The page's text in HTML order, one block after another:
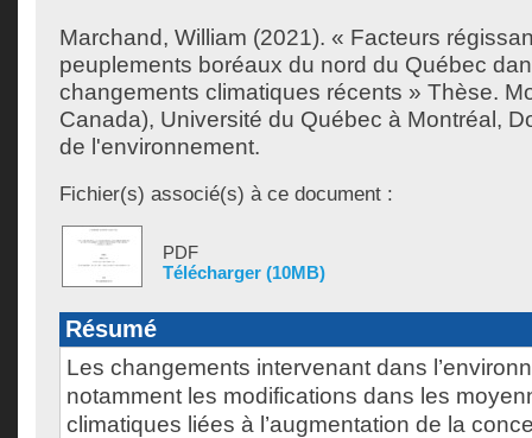
Marchand, William (2021). « Facteurs
peuplements boréaux du nord du Québec
changements climatiques récents » Thèse.
Canada), Université du Québec à Montréal,
de l'environnement.
Fichier(s) associé(s) à ce document :
PDF
Télécharger (10MB)
Résumé
Les changements intervenant dans
notamment les modifications dans les
climatiques liées à l’augmentation de la